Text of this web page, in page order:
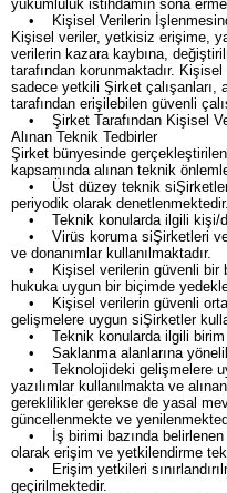
yükümlülük istihdamın sona
• Kişisel Verilerin
Kişisel veriler, yetkisiz erişime,
verilerin kazara kaybına,
tarafından korunmaktadır.
sadece yetkili Şirket çalışanları,
tarafından erişilebilen güvenli
• Şirket Tarafından Kişisel
Alınan Teknik Tedbirler
Şirket bünyesinde
kapsamında alınan teknik
• Üst düzey teknik siŞirketler
periyodik olarak denetlenmektedir.
• Teknik konularda ilgili kişi/
• Virüs koruma siŞirketleri ve
ve donanımlar kullanılmaktadır.
• Kişisel verilerin güvenli bir
hukuka uygun bir biçimde
• Kişisel verilerin güvenli
gelişmelere uygun siŞirketler
• Teknik konularda ilgili birim
• Saklanma alanlarına
• Teknolojideki gelişmelere
yazılımlar kullanılmakta ve
gereklilikler gerekse de yasal
güncellenmekte ve
• İş birimi bazında belirlenen
olarak erişim ve yetkilendirme
• Erişim yetkileri
geçirilmektedir.